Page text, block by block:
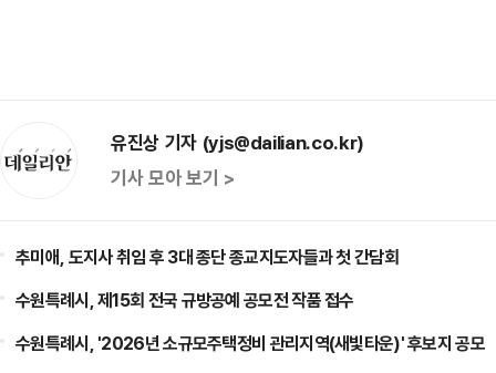
유진상 기자 (yjs@dailian.co.kr)
기사 모아 보기 >
추미애, 도지사 취임 후 3대 종단 종교지도자들과 첫 간담회
수원특례시, 제15회 전국 규방공예 공모전 작품 접수
수원특례시, '2026년 소규모주택정비 관리지역(새빛타운)' 후보지 공모